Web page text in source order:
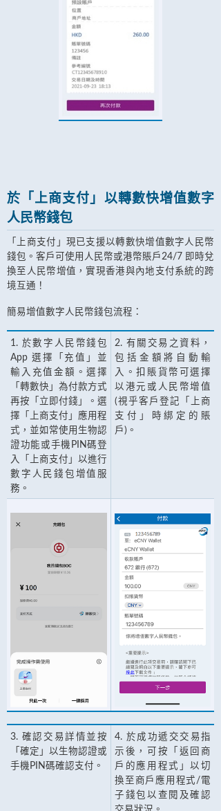
於「上商支付」以轉數快增值數字
人民幣錢包
「上商支付」現已支援以轉數快增值數字人民幣
錢包。客戶可使用人民幣或港幣賬戶24/7 即時兌
換至人民幣增值，實現香港與內地支付系統的跨
境互通！
簡易增值數字人民幣錢包流程：
1. 於數字人民幣錢包
App 選擇「充值」並
輸入充值金額。選擇
「轉數快」為付款方式
再按「立即付錢」。選
擇「上商支付」應用程
式，並如常使用生物認
證功能或手機PIN碼登
入「上商支付」以進行
數字人民錢包增值服
務。
2. 有關交易之資料，
包括金額將自動輸
入。扣賬貨幣可選擇
以港元或人民幣增值
(視乎客戶登記「上商
支付」時綁定的賬
戶)。
3. 確認交易詳情並按
「確定」以生物認證或
手機PIN碼確認支付。
4. 於成功遞交交易指
示後，可按「返回商
戶的應用程式」以切
換至商戶應用程式/電
子錢包以查閱及確認